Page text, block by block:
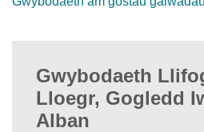
Gwybodaeth
Lloegr, Gogledd
Alban